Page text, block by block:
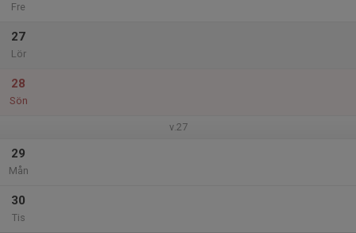
Fre
27
Lör
28
Sön
v.27
29
Mån
30
Tis